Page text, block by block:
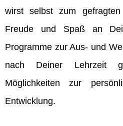
wirst selbst zum
Freude und Spaß an
Programme zur Aus- und
nach Deiner Lehrzeit
Möglichkeiten zur
Entwicklung.